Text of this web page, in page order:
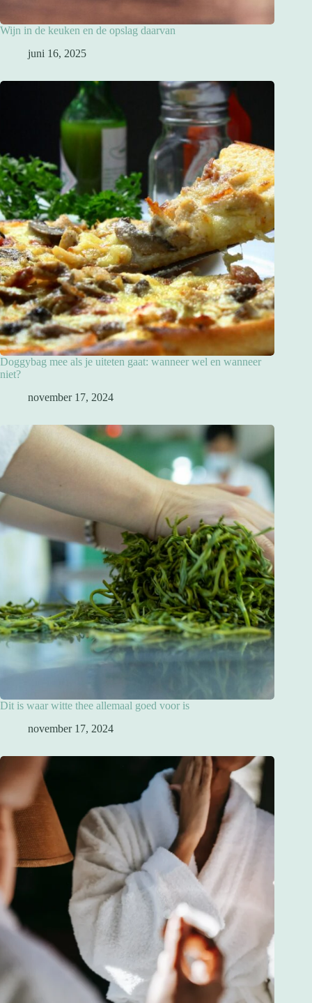
Wijn in de keuken en de opslag daarvan
juni 16, 2025
Doggybag mee als je uiteten gaat: wanneer wel en wanneer
niet?
november 17, 2024
Dit is waar witte thee allemaal goed voor is
november 17, 2024